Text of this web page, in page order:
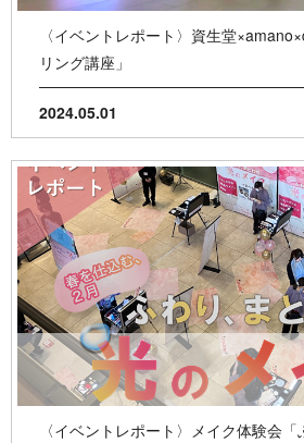
〈イベントレポート〉資生堂
リング講座」
2024.05.01
〈イベントレポート〉メイク体験会「